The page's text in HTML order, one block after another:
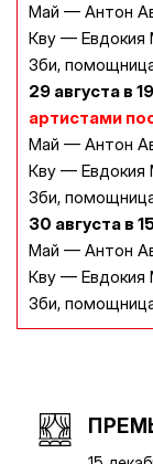
Май — Антон
Кву — Евдокия
Зби,
29 августа в
артистами
Май — Антон
Кву — Евдокия
Зби,
30 августа в
Май — Антон
Кву — Евдокия
Зби,